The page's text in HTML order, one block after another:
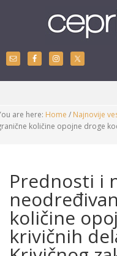
are here: Home / Najnovije
količine opojne droge
Prednosti i
količine
krivičnih